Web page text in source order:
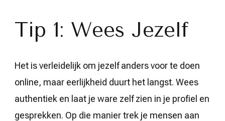
Tip 1: Wees Jezelf
Het is verleidelijk om jezelf anders voor te doen
online, maar eerlijkheid duurt het langst. Wees
authentiek en laat je ware zelf zien in je profiel en
gesprekken. Op die manier trek je mensen aan